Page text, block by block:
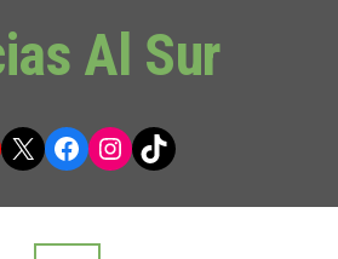
Al Sur
X Facebook
Instagram
TikTok